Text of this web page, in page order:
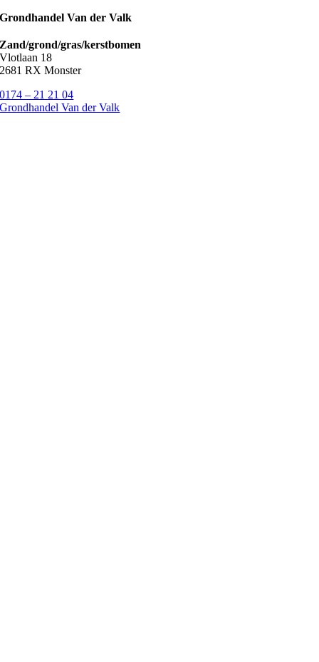
Grondhandel Van der Valk
Zand/grond/gras/kerstbomen
Vlotlaan 18
2681 RX Monster
0174 – 21 21 04
Grondhandel Van der Valk